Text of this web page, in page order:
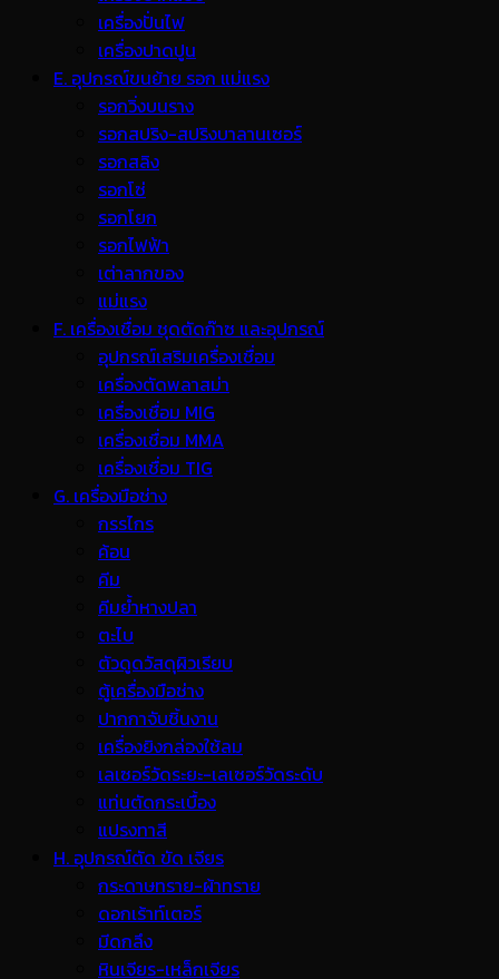
เครื่องปั่นไฟ
เครื่องปาดปูน
E. อุปกรณ์ขนย้าย รอก แม่แรง
รอกวิ่งบนราง
รอกสปริง-สปริงบาลานเซอร์
รอกสลิง
รอกโซ่
รอกโยก
รอกไฟฟ้า
เต่าลากของ
แม่แรง
F. เครื่องเชื่อม ชุดตัดก๊าซ และอุปกรณ์
อุปกรณ์เสริมเครื่องเชื่อม
เครื่องตัดพลาสม่า
เครื่องเชื่อม MIG
เครื่องเชื่อม MMA
เครื่องเชื่อม TIG
G. เครื่องมือช่าง
กรรไกร
ค้อน
คีม
คีมย้ำหางปลา
ตะไบ
ตัวดูดวัสดุผิวเรียบ
ตู้เครื่องมือช่าง
ปากกาจับชิ้นงาน
เครื่องยิงกล่องใช้ลม
เลเซอร์วัดระยะ-เลเซอร์วัดระดับ
แท่นตัดกระเบื้อง
แปรงทาสี
H. อุปกรณ์ตัด ขัด เจียร
กระดาษทราย-ผ้าทราย
ดอกเร้าท์เตอร์
มีดกลึง
หินเจียร-เหล็กเจียร